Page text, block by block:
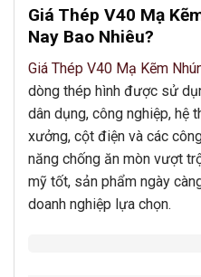
Giá Thép V40 Mạ
Nay Bao Nhiêu?
Giá Thép V40 Mạ Kẽm
dòng thép hình được sử
dân dụng, công nghiệp, hệ
xưởng, cột điện và các
năng chống ăn mòn vượt
mỹ tốt, sản phẩm ngày
doanh nghiệp lựa chọn.